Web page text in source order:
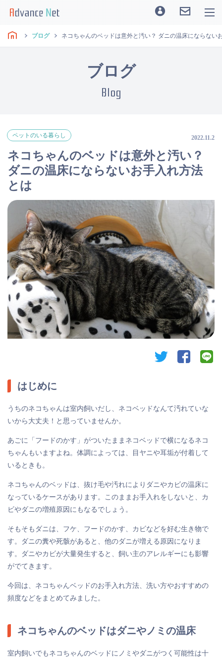
ブログ ネコちゃんのベッドは意外と汚い？ ダニの温床にならない
ブログ
Blog
ペットのいる暮らし 2022.11.2
ネコちゃんのベッドは意外と汚い？
ダニの温床にならないお手入れ方法
とは
twitter facebook
はじめに
うちのネコちゃんは室内飼いだし、ネコベッドなんて汚れていな
いから大丈夫！と思っていませんか。
あごに「フードのかす」がついたままネコベッドで横になるネコ
ちゃんもいますよね。体調によっては、目ヤニや耳垢が付着して
いるときも。
ネコちゃんのベッドは、抜け毛や汚れによりダニやカビの温床に
なっているケースがあります。このままお手入れをしないと、カ
ビやダニの増殖原因にもなるでしょう。
そもそもダニは、フケ、フードのかす、カビなどを好む生き物で
す。ダニの糞や死骸があると、他のダニが増える原因になりま
す。ダニやカビが大量発生すると、飼い主のアレルギーにも影響
がでてきます。
今回は、ネコちゃんベッドのお手入れ方法、洗い方やおすすめの
頻度などをまとめてみました。
ネコちゃんのベッドはダニやノミの温床
室内飼いでもネコちゃんのベッドにノミやダニがつく可能性は十